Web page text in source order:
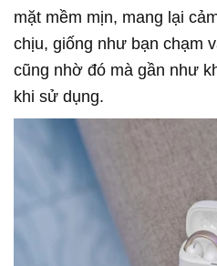
mặt mềm mịn, mang lại
chịu, giống như bạn chạm
cũng nhờ đó mà gần như
khi sử dụng.